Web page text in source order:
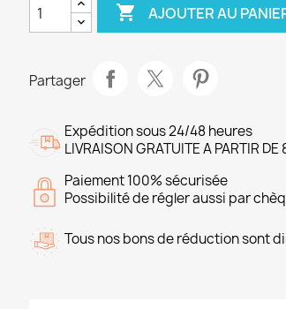
 AJOUTER AU
Partager
Expédition sous 24/48 heures
LIVRAISON GRATUITE A PARTIR
Paiement 100% sécurisée
Possibilité de régler aussi par
Tous nos bons de réduction sont